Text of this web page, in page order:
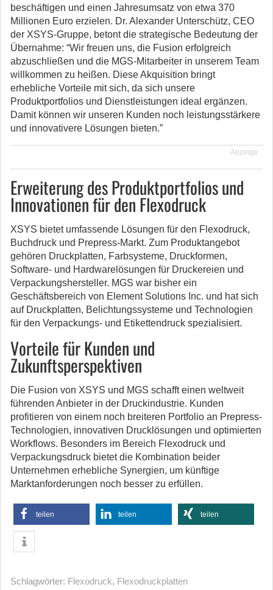
beschäftigen und einen Jahresumsatz von etwa 370
Millionen Euro erzielen. Dr. Alexander Unterschütz, CEO
der XSYS-Gruppe, betont die strategische Bedeutung der
Übernahme: “Wir freuen uns, die Fusion erfolgreich
abzuschließen und die MGS-Mitarbeiter in unserem Team
willkommen zu heißen. Diese Akquisition bringt
erhebliche Vorteile mit sich, da sich unsere
Produktportfolios und Dienstleistungen ideal ergänzen.
Damit können wir unseren Kunden noch leistungsstärkere
und innovativere Lösungen bieten.”
Anzeige
Erweiterung des Produktportfolios und
Innovationen für den Flexodruck
XSYS bietet umfassende Lösungen für den Flexodruck,
Buchdruck und Prepress-Markt. Zum Produktangebot
gehören Druckplatten, Farbsysteme, Druckformen,
Software- und Hardwarelösungen für Druckereien und
Verpackungshersteller. MGS war bisher ein
Geschäftsbereich von Element Solutions Inc. und hat sich
auf Druckplatten, Belichtungssysteme und Technologien
für den Verpackungs- und Etikettendruck spezialisiert.
Vorteile für Kunden und
Zukunftsperspektiven
Die Fusion von XSYS und MGS schafft einen weltweit
führenden Anbieter in der Druckindustrie. Kunden
profitieren von einem noch breiteren Portfolio an Prepress-
Technologien, innovativen Drucklösungen und optimierten
Workflows. Besonders im Bereich Flexodruck und
Verpackungsdruck bietet die Kombination beider
Unternehmen erhebliche Synergien, um künftige
Marktanforderungen noch besser zu erfüllen.
teilen teilen teilen
Schlagwörter: Flexodruck, Flexodruckplatten